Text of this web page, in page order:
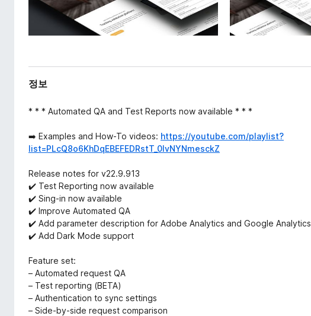
정보
* * * Automated QA and Test Reports now available * * *
➡️ Examples and How-To videos: https://youtube.com/playlist?
list=PLcQ8o6KhDqEBEFEDRstT_0IvNYNmesckZ
Release notes for v22.9.913
✔️ Test Reporting now available
✔️ Sing-in now available
✔️ Improve Automated QA
✔️ Add parameter description for Adobe Analytics and Google Analytics
✔️ Add Dark Mode support
Feature set:
– Automated request QA
– Test reporting (BETA)
– Authentication to sync settings
– Side-by-side request comparison